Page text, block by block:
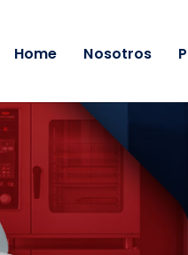
Home Nosotros